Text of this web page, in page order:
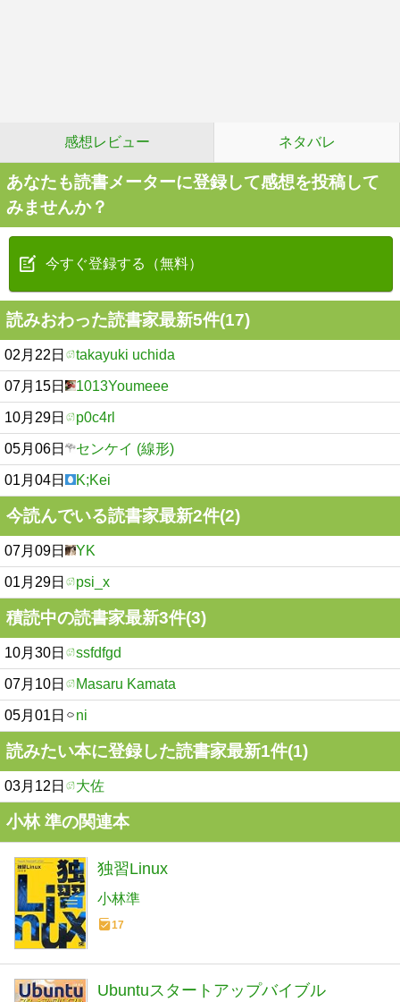
感想レビュー ネタバレ
あなたも読書メーターに登録して感想を投稿して
みませんか？
今すぐ登録する（無料）
読みおわった読書家最新5件(17)
02月22日 takayuki uchida
07月15日 1013Youmeee
10月29日 p0c4rl
05月06日 センケイ (線形)
01月04日 K;Kei
今読んでいる読書家最新2件(2)
07月09日 YK
01月29日 psi_x
積読中の読書家最新3件(3)
10月30日 ssfdfgd
07月10日 Masaru Kamata
05月01日 ni
読みたい本に登録した読書家最新1件(1)
03月12日 大佐
小林 準の関連本
独習Linux
小林準
17
Ubuntuスタートアップバイブル